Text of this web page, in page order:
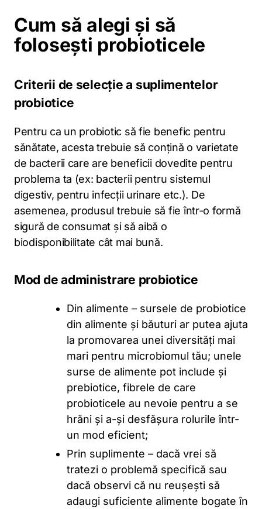
Cum să alegi și să
folosești probioticele
Criterii de selecție a suplimentelor
probiotice
Pentru ca un probiotic să fie benefic pentru
sănătate, acesta trebuie să conțină o varietate
de bacterii care are beneficii dovedite pentru
problema ta (ex: bacterii pentru sistemul
digestiv, pentru infecții urinare etc.). De
asemenea, produsul trebuie să fie într-o formă
sigură de consumat și să aibă o
biodisponibilitate cât mai bună.
Mod de administrare probiotice
Din alimente – sursele de probiotice
din alimente și băuturi ar putea ajuta
la promovarea unei diversități mai
mari pentru microbiomul tău; unele
surse de alimente pot include și
prebiotice, fibrele de care
probioticele au nevoie pentru a se
hrăni și a-și desfășura rolurile într-
un mod eficient;
Prin suplimente – dacă vrei să
tratezi o problemă specifică sau
dacă observi că nu reușești să
adaugi suficiente alimente bogate în